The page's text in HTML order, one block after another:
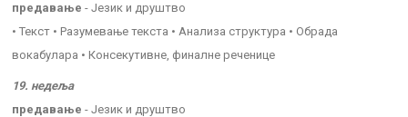
предавање - Језик и друштво
• Текст • Разумевање текста • Анализа структура • Обрада
вокабулара • Консекутивне, финалне реченице
19. недеља
предавање - Језик и друштво